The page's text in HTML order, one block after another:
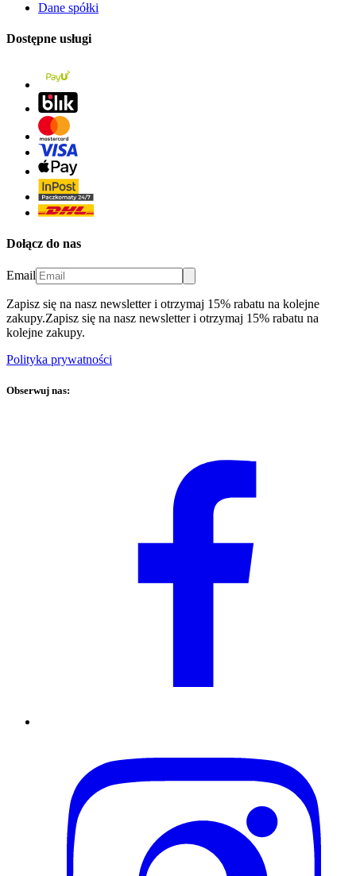
Dane spółki
Dostępne usługi
Dołącz do nas
Email
Zapisz się na nasz newsletter i otrzymaj 15% rabatu na kolejne
zakupy.Zapisz się na nasz newsletter i otrzymaj 15% rabatu na
kolejne zakupy.
Polityka prywatności
Obserwuj nas: